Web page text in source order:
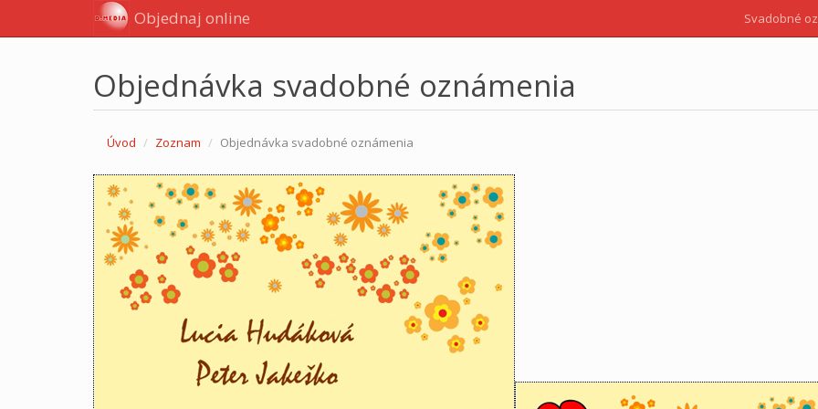
Objednaj online Svadobné
Objednávka svadobné oznámenia
Úvod Zoznam Objednávka svadobné oznámenia